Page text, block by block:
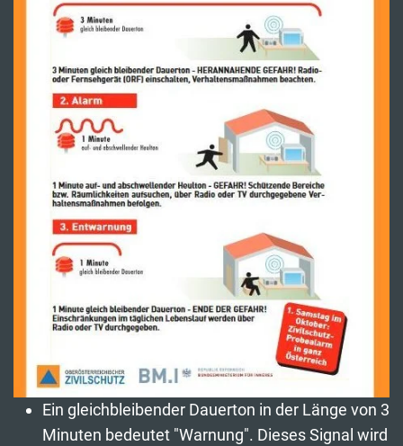
Ein gleichbleibender Dauerton in der Länge von 3
Minuten bedeutet "Warnung". Dieses Signal wird